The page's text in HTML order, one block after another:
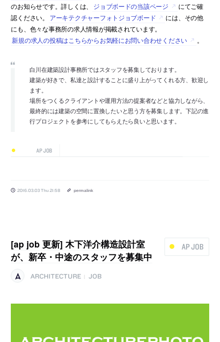
のお知らせです。詳しくは、
ジョブボードの当該ページ
にてご確
認ください。
アーキテクチャーフォトジョブボード
には、その他
にも、色々な事務所の求人情報が掲載されています。
新規の求人の投稿はこちらからお気軽にお問い合わせください
。
白川在建築設計事務所ではスタッフを募集しております。
建築が好きで、私達と設計することに盛り上がってくれる方、歓迎し
ます。
場所をつくるクライアントや運用方法の提案者などと協力しながら、
最終的には建築の空間に置換したいと思う方を募集します。下記の進
行プロジェクトを参考にしてもらえたら良いと思います。
AP JOB
2016.03.03 Thu 21:58 permalink
AP JOB
[ap job 更新] 木下洋介構造設計室
が、新卒・中途のスタッフを募集中
ARCHITECTURE JOB